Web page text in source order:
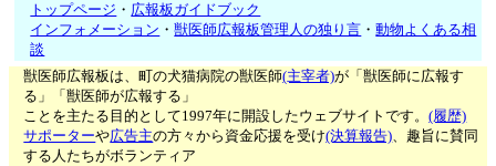
トップページ ・ 広報板ガイドブック
インフォメーション ・獣医師広報板管理人の独り言 ・動物よくある相
談
獣医師広報板は、町の犬猫病院の獣医師(主宰者)が「獣医師に広報す
る」「獣医師が広報する」
ことを主たる目的として1997年に開設したウェブサイトです。(履歴)
サポーターや広告主の方々から資金応援を受け(決算報告)、趣旨に賛同
する人たちがボランティア